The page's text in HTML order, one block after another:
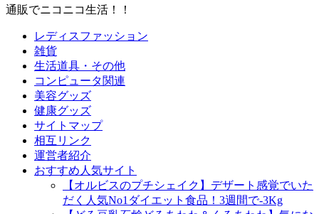
通販でニコニコ生活！！
レディスファッション
雑貨
生活道具・その他
コンピュータ関連
美容グッズ
健康グッズ
サイトマップ
相互リンク
運営者紹介
おすすめ人気サイト
【オルビスのプチシェイク】デザート感覚でいた
だく人気No1ダイエット食品！3週間で-3Kg